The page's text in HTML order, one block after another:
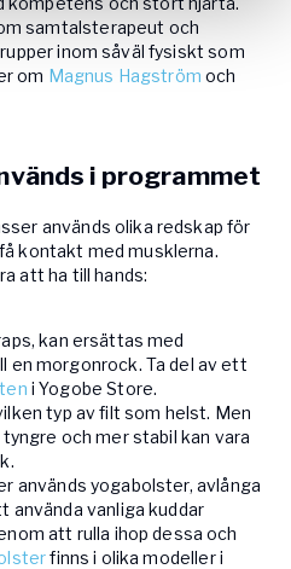
samtalsterapeut och
inom såväl fysiskt som
om Magnus Hagström och
i programmet
används olika redskap för
kontakt med musklerna.
att ha till hands:
kan ersättas med
en morgonrock. Ta del av ett
i Yogobe Store.
typ av filt som helst. Men
och mer stabil kan vara
används yogabolster, avlånga
använda vanliga kuddar
att rulla ihop dessa och
finns i olika modeller i